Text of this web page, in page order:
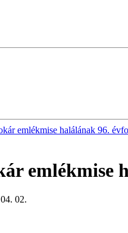
emlékmise halálának 96.
emlékmise
02.